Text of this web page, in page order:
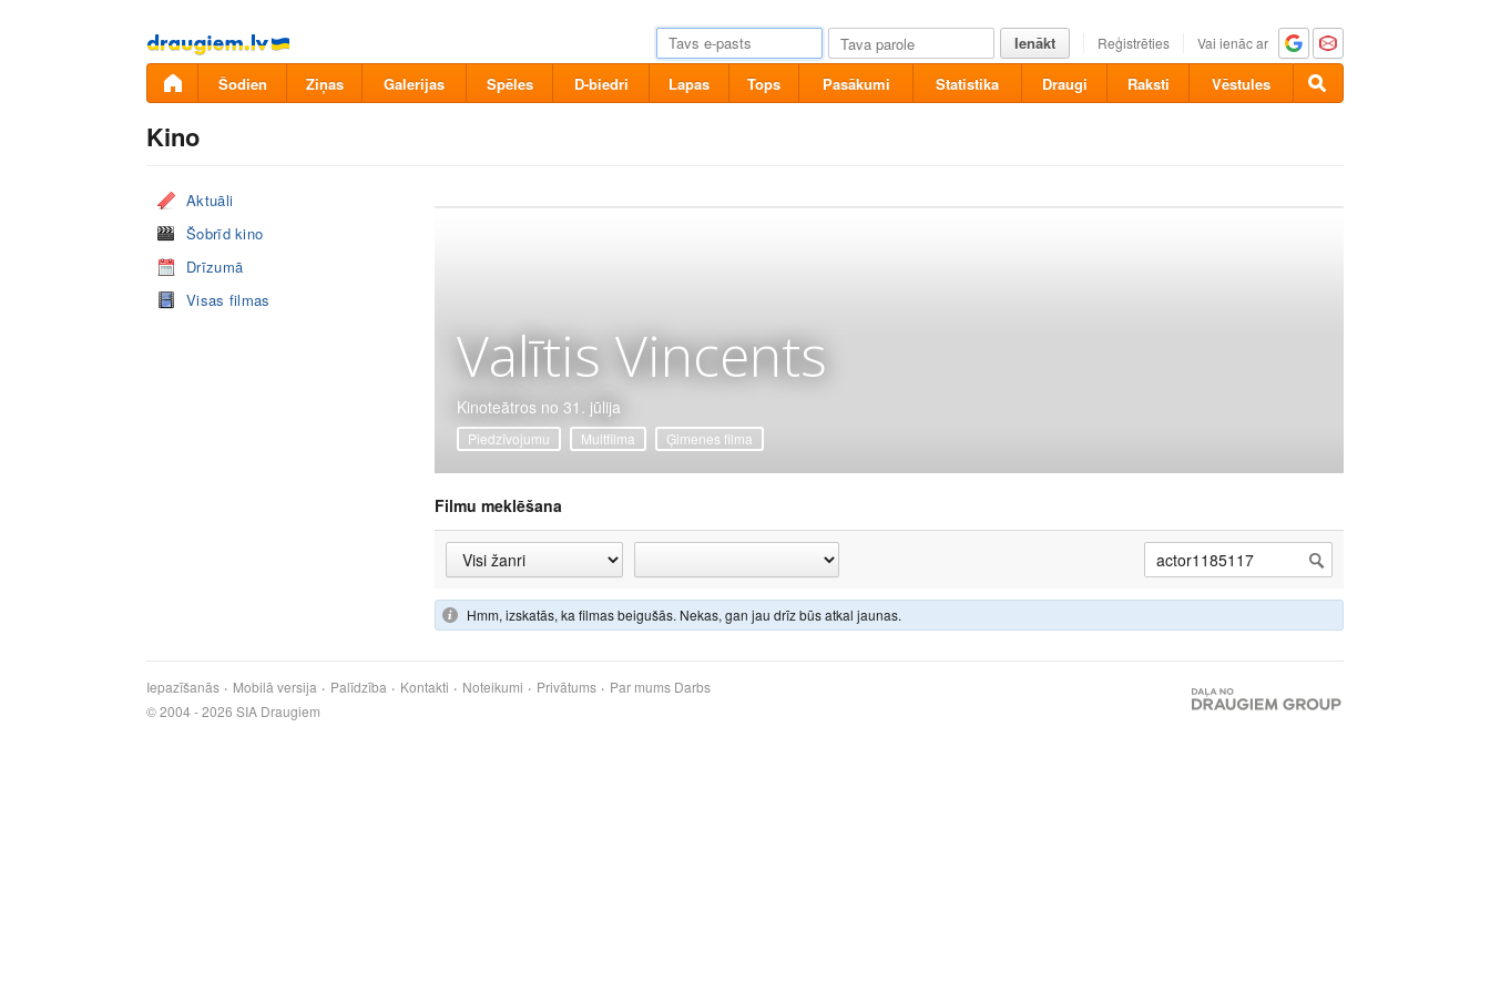
Pāriet
uz
saturu
Ienākt Reģistrēties Vai ienāc ar
Šodien Ziņas Galerijas Spēles D-biedri Lapas Tops Pasākumi Statistika Draugi Raksti Vēstules
Kino
Aktuāli
Šobrīd kino
Drīzumā
Visas filmas
Valītis Vincents
Kinoteātros no 31. jūlija
Piedzīvojumu Multfilma Ģimenes filma
Filmu meklēšana
Hmm, izskatās, ka filmas beigušās. Nekas, gan jau drīz būs atkal jaunas.
Iepazīšanās Mobilā versija Palīdzība Kontakti Noteikumi Privātums Par mums Darbs
© 2004 - 2026 SIA Draugiem